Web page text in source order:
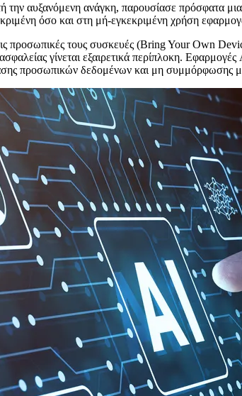
αυξανόμενη ανάγκη, παρουσίασε πρόσφατα
όσο και στη μή-εγκεκριμένη χρήση
προσωπικές τους συσκευές (Bring Your Own
γίνεται εξαιρετικά περίπλοκη.
προσωπικών δεδομένων και μη